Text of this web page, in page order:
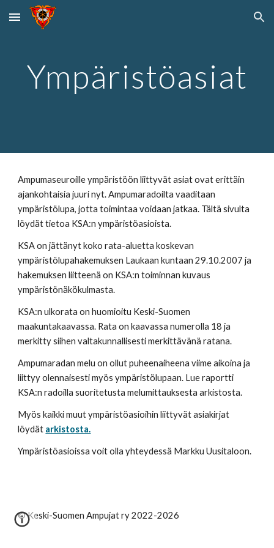
Skip to main content Skip to navigation
Ympäristöasiat
Ampumaseuroille ympäristöön liittyvät asiat ovat erittäin
ajankohtaisia juuri nyt. Ampumaradoilta vaaditaan
ympäristölupa, jotta toimintaa voidaan jatkaa. Tältä sivulta
löydät tietoa KSA:n ympäristöasioista.
KSA on jättänyt koko rata-aluetta koskevan
ympäristölupahakemuksen Laukaan kuntaan 29.10.2007 ja
hakemuksen liitteenä on KSA:n toiminnan kuvaus
ympäristönäkökulmasta.
KSA:n ulkorata on huomioitu Keski-Suomen
maakuntakaavassa. Rata on kaavassa numerolla 18 ja
merkitty siihen valtakunnallisesti merkittävänä ratana.
Ampumaradan melu on ollut puheenaiheena viime aikoina ja
liittyy olennaisesti myös ympäristölupaan. Lue raportti
KSA:n radoilla suoritetusta melumittauksesta arkistosta.
Myös kaikki muut ympäristöasioihin liittyvät asiakirjat
löydät arkistosta.
Ympäristöasioissa voit olla yhteydessä Markku Uusitaloon.
© Keski-Suomen Ampujat ry 2022-2026